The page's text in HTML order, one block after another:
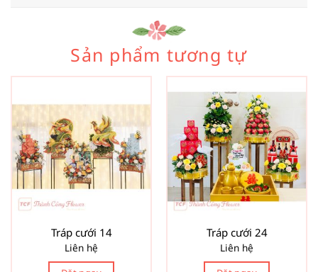
Sản phẩm tương tự
Tráp cưới 14
Liên hệ
Tráp cưới 24
Liên hệ